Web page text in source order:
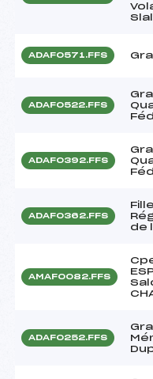
ADAF0571.FFS
ADAF0522.FFS
ADAF0392.FFS
ADAF0362.FFS
de
AMAF0082.FFS
ADAF0252.FFS